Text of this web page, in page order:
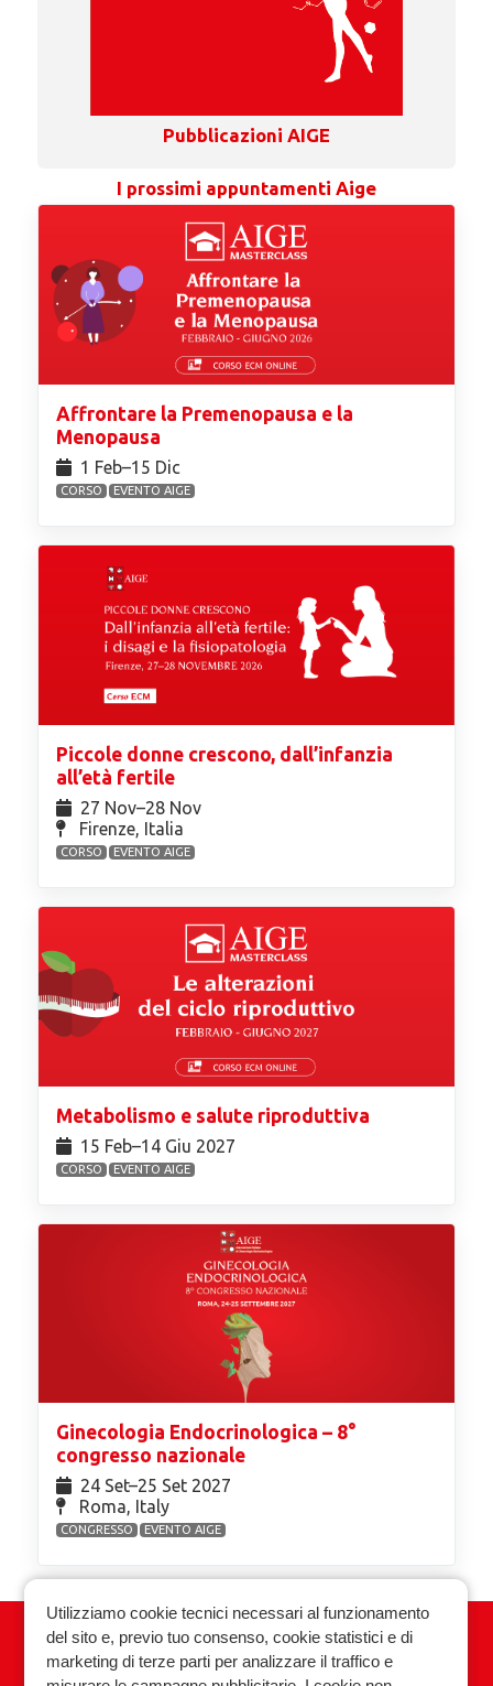
Pubblicazioni AIGE
I prossimi appuntamenti Aige
Affrontare la Premenopausa e la
Menopausa
1 Feb⁠–15 Dic
CORSO EVENTO AIGE
Piccole donne crescono, dall’infanzia
all’età fertile
27 Nov⁠–28 Nov
Firenze, Italia
CORSO EVENTO AIGE
Metabolismo e salute riproduttiva
15 Feb⁠–14 Giu 2027
CORSO EVENTO AIGE
Ginecologia Endocrinologica – 8°
congresso nazionale
24 Set⁠–25 Set 2027
Roma, Italy
CONGRESSO EVENTO AIGE
Associazione Italiana Ginecologia
Endocrinologica
Utilizziamo cookie tecnici necessari al funzionamento
del sito e, previo tuo consenso, cookie statistici e di
marketing di terze parti per analizzare il traffico e